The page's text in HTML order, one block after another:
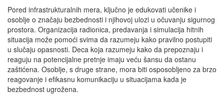
Pored infrastrukturalnih mera, ključno je edukovati učenike i
osoblje o značaju bezbednosti i njihovoj ulozi u očuvanju sigurnog
prostora. Organizacija radionica, predavanja i simulacija hitnih
situacija može pomoći svima da razumeju kako pravilno postupiti
u slučaju opasnosti. Deca koja razumeju kako da prepoznaju i
reaguju na potencijalne pretnje imaju veću šansu da ostanu
zaštićena. Osoblje, s druge strane, mora biti osposobljeno za brzo
reagovanje i efikasnu komunikaciju u situacijama kada je
bezbednost ugrožena.